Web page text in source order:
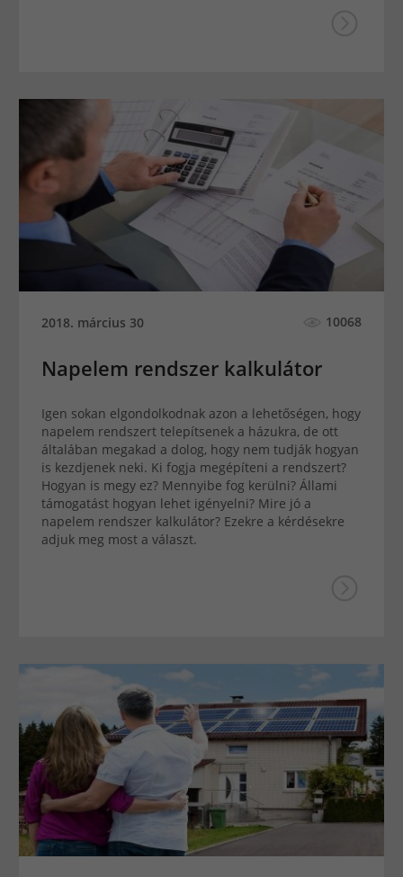
2018. március 30 10068
Napelem rendszer kalkulátor
Igen sokan elgondolkodnak azon a lehetőségen, hogy
napelem rendszert telepítsenek a házukra, de ott
általában megakad a dolog, hogy nem tudják hogyan
is kezdjenek neki. Ki fogja megépíteni a rendszert?
Hogyan is megy ez? Mennyibe fog kerülni? Állami
támogatást hogyan lehet igényelni? Mire jó a
napelem rendszer kalkulátor? Ezekre a kérdésekre
adjuk meg most a választ.